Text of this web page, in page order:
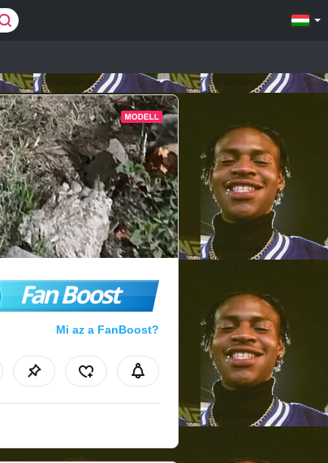
Fan Boost
Mi az a FanBoost?